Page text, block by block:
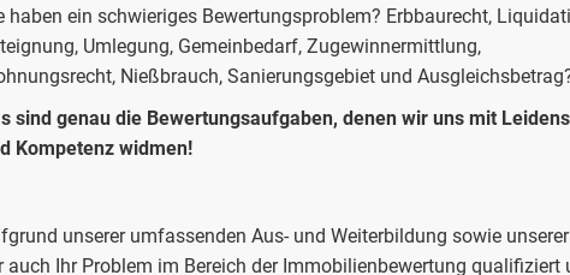
haben ein schwieriges Bewertungsproblem? Erbbaurecht,
Umlegung, Gemeinbedarf, Zugewinnermittlung,
Nießbrauch, Sanierungsgebiet und
sind genau die Bewertungsaufgaben, denen wir uns mit
Kompetenz widmen!
unserer umfassenden Aus- und Weiterbildung sowie
auch Ihr Problem im Bereich der Immobilienbewertung qualifiziert